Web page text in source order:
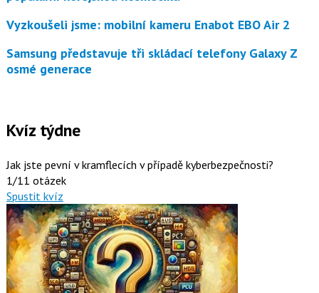
Vyzkoušeli jsme: mobilní kameru Enabot EBO Air 2
Samsung představuje tři skládací telefony Galaxy Z
osmé generace
Kvíz týdne
Jak jste pevní v kramflecích v případě kyberbezpečnosti?
1/11 otázek
Spustit kvíz